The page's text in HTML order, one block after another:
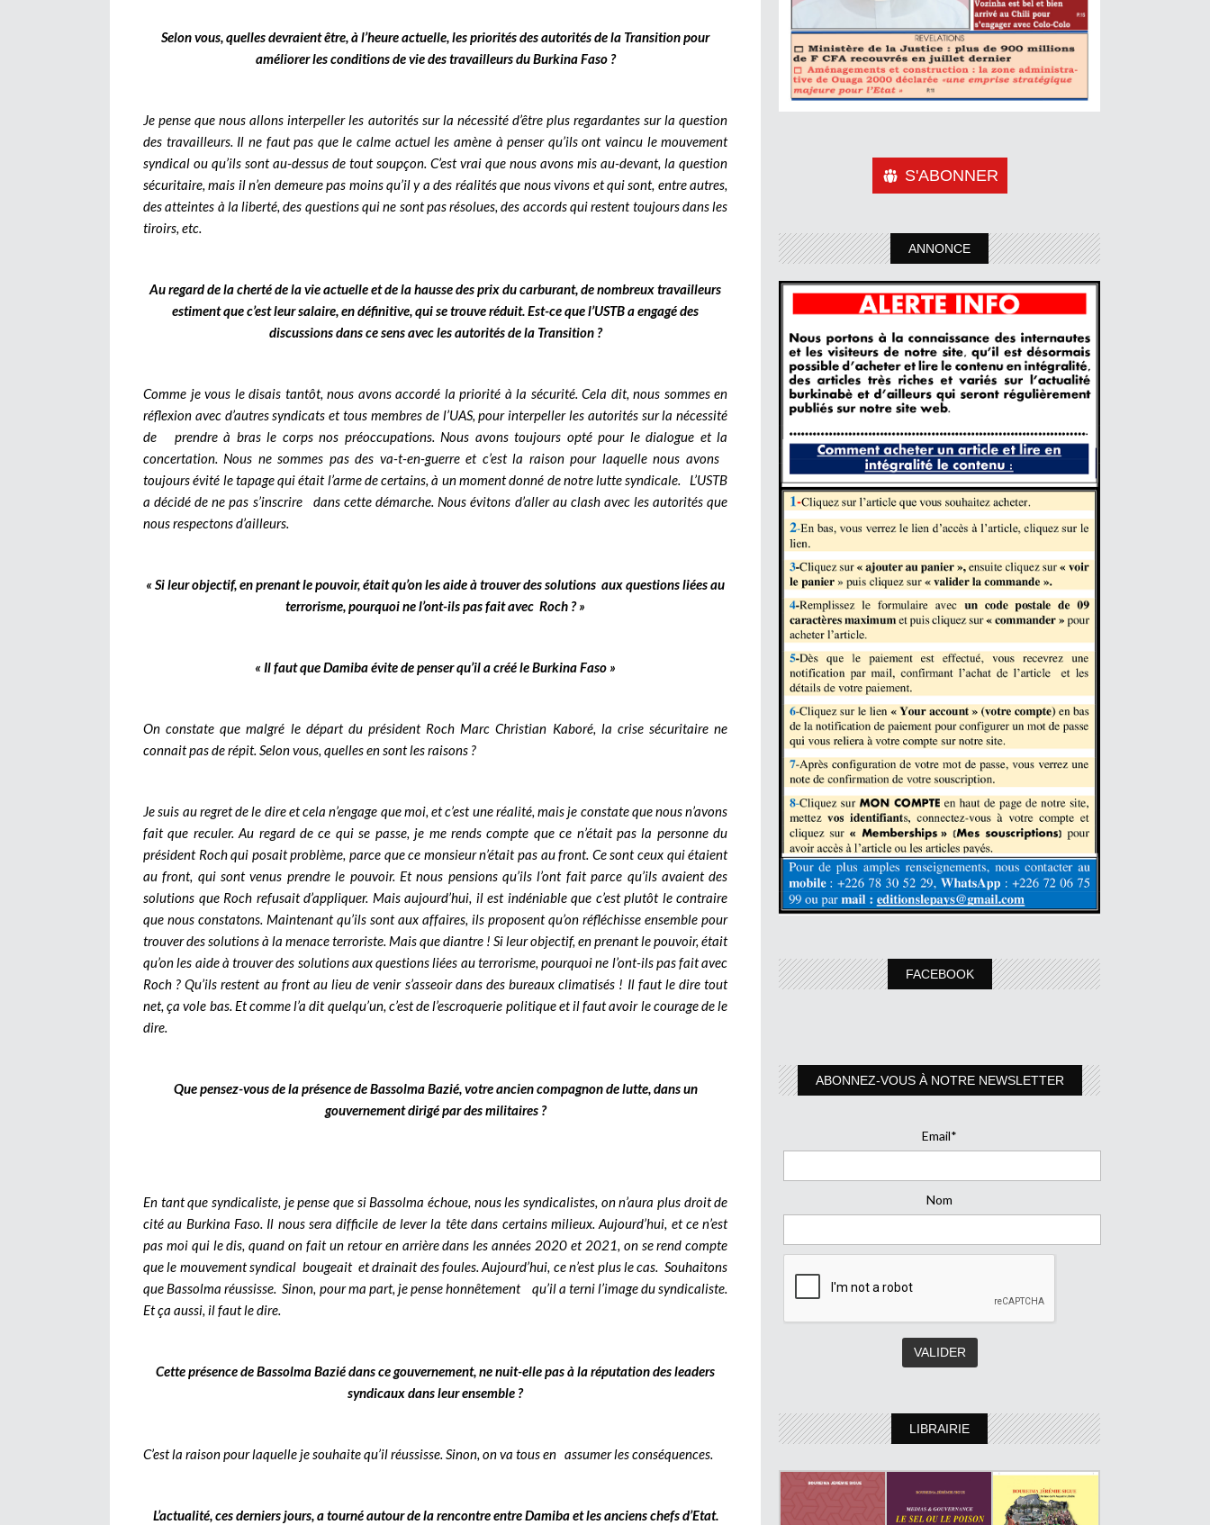
Selon vous, quelles devraient être, à l’heure actuelle, les priorités des autorités de la Transition pour
améliorer les conditions de vie des travailleurs du Burkina Faso ?
Je pense que nous allons interpeller les autorités sur la nécessité d’être plus regardantes sur la question
des travailleurs. Il ne faut pas que le calme actuel les amène à penser qu’ils ont vaincu le mouvement
syndical ou qu’ils sont au-dessus de tout soupçon. C’est vrai que nous avons mis au-devant, la question
sécuritaire, mais il n’en demeure pas moins qu’il y a des réalités que nous vivons et qui sont, entre autres,
des atteintes à la liberté, des questions qui ne sont pas résolues, des accords qui restent toujours dans les
tiroirs, etc.
Au regard de la cherté de la vie actuelle et de la hausse des prix du carburant, de nombreux travailleurs
estiment que c’est leur salaire, en définitive, qui se trouve réduit. Est-ce que l’USTB a engagé des
discussions dans ce sens avec les autorités de la Transition ?
Comme je vous le disais tantôt, nous avons accordé la priorité à la sécurité. Cela dit, nous sommes en
réflexion avec d’autres syndicats et tous membres de l’UAS, pour interpeller les autorités sur la nécessité
de prendre à bras le corps nos préoccupations. Nous avons toujours opté pour le dialogue et la
concertation. Nous ne sommes pas des va-t-en-guerre et c’est la raison pour laquelle nous avons
toujours évité le tapage qui était l’arme de certains, à un moment donné de notre lutte syndicale. L’USTB
a décidé de ne pas s’inscrire dans cette démarche. Nous évitons d’aller au clash avec les autorités que
nous respectons d’ailleurs.
« Si leur objectif, en prenant le pouvoir, était qu’on les aide à trouver des solutions aux questions liées au
terrorisme, pourquoi ne l’ont-ils pas fait avec Roch ? »
« Il faut que Damiba évite de penser qu’il a créé le Burkina Faso »
On constate que malgré le départ du président Roch Marc Christian Kaboré, la crise sécuritaire ne
connait pas de répit. Selon vous, quelles en sont les raisons ?
Je suis au regret de le dire et cela n’engage que moi, et c’est une réalité, mais je constate que nous n’avons
fait que reculer. Au regard de ce qui se passe, je me rends compte que ce n’était pas la personne du
président Roch qui posait problème, parce que ce monsieur n’était pas au front. Ce sont ceux qui étaient
au front, qui sont venus prendre le pouvoir. Et nous pensions qu’ils l’ont fait parce qu’ils avaient des
solutions que Roch refusait d’appliquer. Mais aujourd’hui, il est indéniable que c’est plutôt le contraire
que nous constatons. Maintenant qu’ils sont aux affaires, ils proposent qu’on réfléchisse ensemble pour
trouver des solutions à la menace terroriste. Mais que diantre ! Si leur objectif, en prenant le pouvoir, était
qu’on les aide à trouver des solutions aux questions liées au terrorisme, pourquoi ne l’ont-ils pas fait avec
Roch ? Qu’ils restent au front au lieu de venir s’asseoir dans des bureaux climatisés ! Il faut le dire tout
net, ça vole bas. Et comme l’a dit quelqu’un, c’est de l’escroquerie politique et il faut avoir le courage de le
dire.
Que pensez-vous de la présence de Bassolma Bazié, votre ancien compagnon de lutte, dans un
gouvernement dirigé par des militaires ?
En tant que syndicaliste, je pense que si Bassolma échoue, nous les syndicalistes, on n’aura plus droit de
cité au Burkina Faso. Il nous sera difficile de lever la tête dans certains milieux. Aujourd’hui, et ce n’est
pas moi qui le dis, quand on fait un retour en arrière dans les années 2020 et 2021, on se rend compte
que le mouvement syndical bougeait et drainait des foules. Aujourd’hui, ce n’est plus le cas. Souhaitons
que Bassolma réussisse. Sinon, pour ma part, je pense honnêtement qu’il a terni l’image du syndicaliste.
Et ça aussi, il faut le dire.
Cette présence de Bassolma Bazié dans ce gouvernement, ne nuit-elle pas à la réputation des leaders
syndicaux dans leur ensemble ?
C’est la raison pour laquelle je souhaite qu’il réussisse. Sinon, on va tous en assumer les conséquences.
L’actualité, ces derniers jours, a tourné autour de la rencontre entre Damiba et les anciens chefs d’Etat.
S'ABONNER
ANNONCE
FACEBOOK
ABONNEZ-VOUS À NOTRE NEWSLETTER
Email*
Nom
LIBRAIRIE